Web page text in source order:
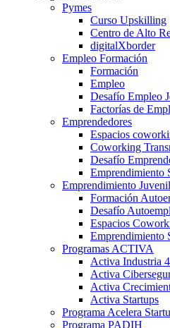
Pymes
Curso Upskilling
Centro de Alto
digitalXborder
Empleo Formación
Formación
Empleo
Desafío Empleo
Factorías de
Emprendedores
Espacios
Coworking
Desafío
Emprendimiento
Emprendimiento Juvenil
Formación
Desafío
Espacios
Emprendimiento
Programas ACTIVA
Activa Industria
Activa
Activa
Activa Startups
Programa Acelera
Programa PADIH